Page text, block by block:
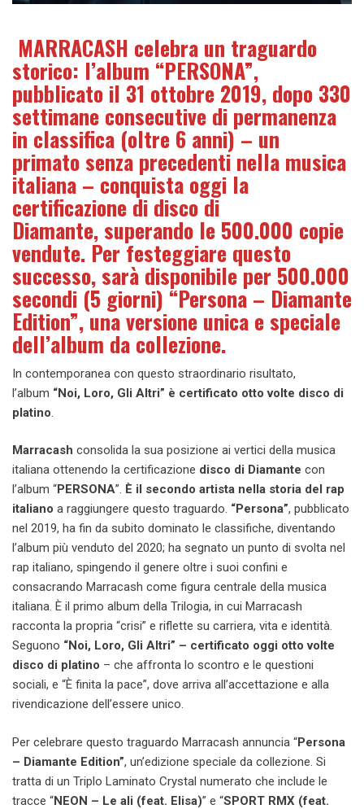
MARRACASH celebra un traguardo
storico: l’album “PERSONA”,
pubblicato il 31 ottobre 2019, dopo 330
settimane consecutive di permanenza
in classifica (oltre 6 anni) – un
primato senza precedenti nella musica
italiana – conquista oggi la
certificazione di disco di
Diamante, superando le 500.000 copie
vendute. Per festeggiare questo
successo, sarà disponibile per 500.000
secondi (5 giorni) “Persona – Diamante
Edition”, una versione unica e speciale
dell’album da collezione.
In contemporanea con questo straordinario risultato,
l’album “Noi, Loro, Gli Altri” è certificato otto volte disco di
platino
Marracash consolida la sua posizione ai vertici della musica
italiana ottenendo la certificazione disco di Diamante con
l’album “PERSONA”. È il secondo artista nella storia del rap
italiano a raggiungere questo traguardo. “Persona”, pubblicato
nel 2019, ha fin da subito dominato le classifiche, diventando
l’album più venduto del 2020; ha segnato un punto di svolta nel
rap italiano, spingendo il genere oltre i suoi confini e
consacrando Marracash come figura centrale della musica
italiana. È il primo album della Trilogia, in cui Marracash
racconta la propria “crisi” e riflette su carriera, vita e identità.
Seguono “Noi, Loro, Gli Altri” – certificato oggi otto volte
disco di platino – che affronta lo scontro e le questioni
sociali, e “È finita la pace”, dove arriva all’accettazione e alla
rivendicazione dell’essere unico.
Per celebrare questo traguardo Marracash annuncia “Persona
– Diamante Edition”, un’edizione speciale da collezione. Si
tratta di un Triplo Laminato Crystal numerato che include le
tracce “NEON – Le ali (feat. Elisa)” e “SPORT RMX (feat.